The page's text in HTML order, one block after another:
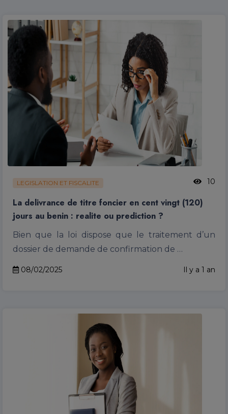
LEGISLATION ET FISCALITE 10
La delivrance de titre foncier en cent vingt (120)
jours au benin : realite ou prediction ?
Bien que la loi dispose que le traitement d’un
dossier de demande de confirmation de …
08/02/2025 Il y a 1 an